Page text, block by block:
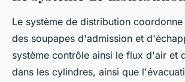
Le système de distribution
des soupapes d'admission et
système contrôle ainsi le flux d'air et
dans les cylindres, ainsi que